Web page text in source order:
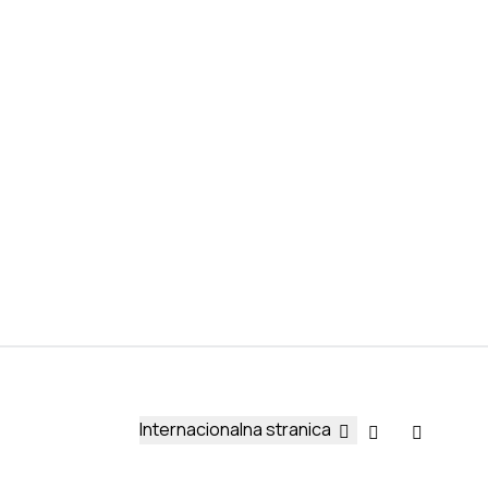
Internacionalna stranica